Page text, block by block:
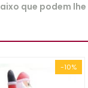
que podem lhe
-10%